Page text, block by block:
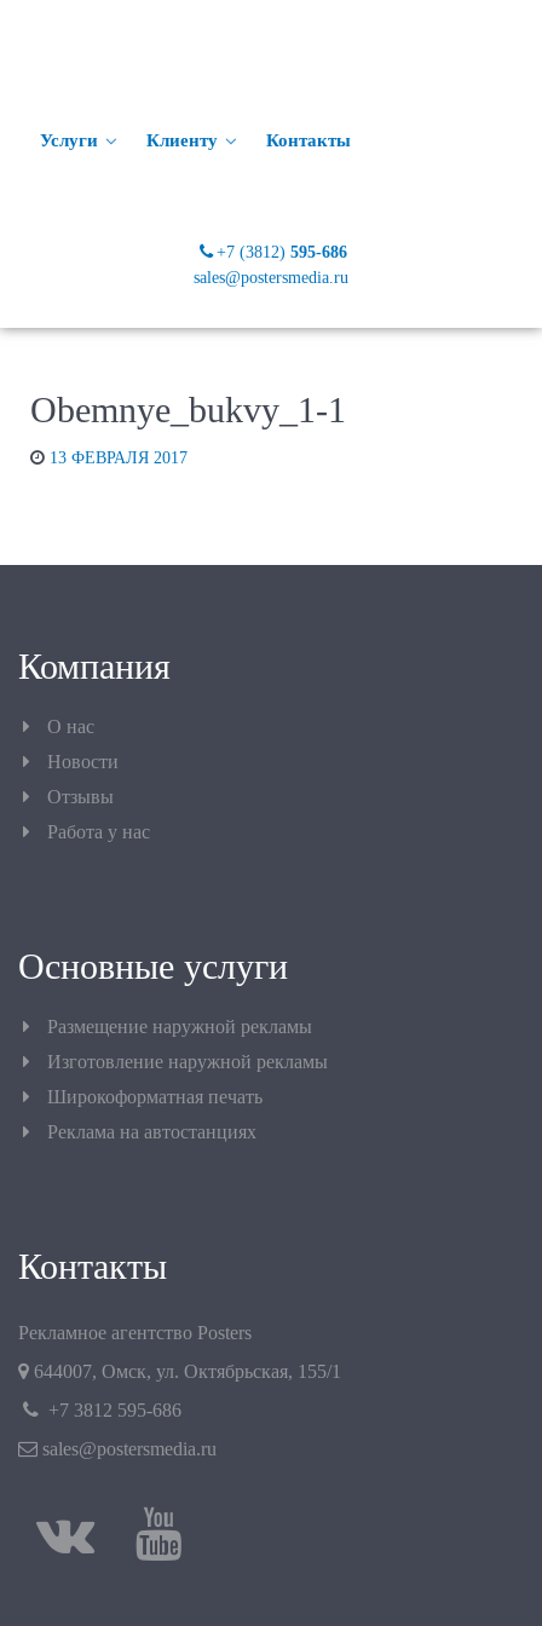
Услуги Клиенту Контакты
+7 (3812)595-686
sales@postersmedia.ru
Obemnye_bukvy_1-1
13 ФЕВРАЛЯ 2017
Компания
О нас
Новости
Отзывы
Работа у нас
Основные услуги
Размещение наружной рекламы
Изготовление наружной рекламы
Широкоформатная печать
Реклама на автостанциях
Контакты
Рекламное агентство Posters
644007, Омск, ул. Октябрьская, 155/1
+7 3812 595-686
sales@postersmedia.ru